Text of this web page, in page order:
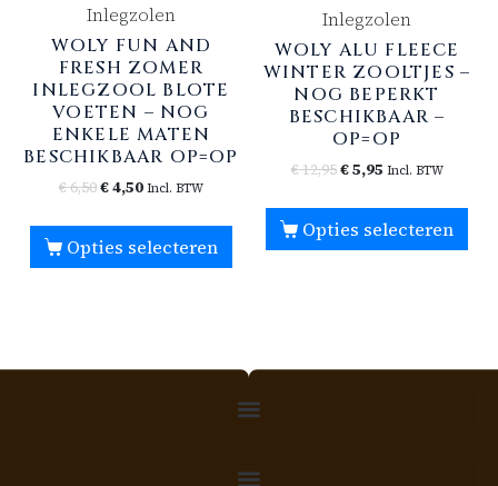
Inlegzolen
WOLY FUN AND
FRESH ZOMER
INLEGZOOL BLOTE
VOETEN – NOG
ENKELE MATEN
BESCHIKBAAR OP=OP
€6,50€4,50 Incl. BTW
Opties selecteren
Inlegzolen
WOLY ALU FLEECE
WINTER ZOOLTJES –
NOG BEPERKT
BESCHIKBAAR –
OP=OP
€12,95€5,95 Incl. BTW
Opties selecteren